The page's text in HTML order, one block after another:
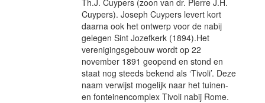
Th.J. Cuypers (zoon van dr. Pierre J.H.
Cuypers). Joseph Cuypers levert kort
daarna ook het ontwerp voor de nabij
gelegen Sint Jozefkerk (1894).Het
verenigingsgebouw wordt op 22
november 1891 geopend en stond en
staat nog steeds bekend als ‘Tivoli’. Deze
naam verwijst mogelijk naar het tuinen-
en fonteinencomplex Tivoli nabij Rome.